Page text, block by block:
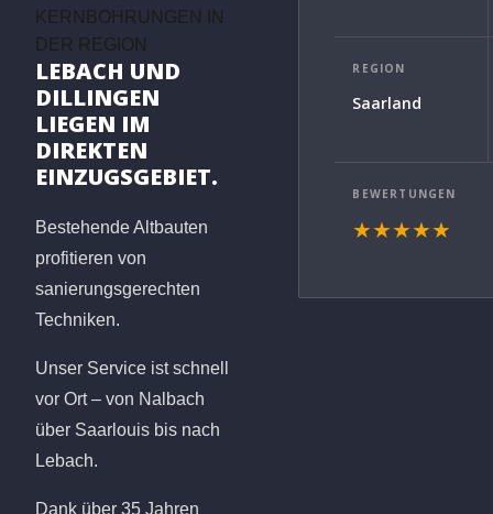
KERNBOHRUNGEN IN
DER REGION
LEBACH UND
DILLINGEN
LIEGEN IM
DIREKTEN
EINZUGSGEBIET.
Bestehende Altbauten
profitieren von
sanierungsgerechten
Techniken.
Unser Service ist schnell
vor Ort – von Nalbach
über Saarlouis bis nach
Lebach.
Dank über 35 Jahren
REGION
Saarland
BEWERTUNGEN
★★★★★